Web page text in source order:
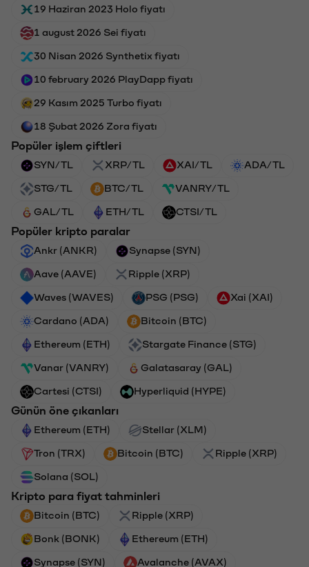
19 Haziran 2023 Holo fiyatı
1 august 2026 Sei fiyatı
30 Nisan 2026 Synthetix fiyatı
10 february 2026 PlayDapp fiyatı
29 Kasım 2025 Turbo fiyatı
18 Şubat 2026 Zora fiyatı
Popüler işlem çiftleri
SYN/TL XRP/TL XAI/TL ADA/TL
STG/TL BTC/TL VANRY/TL
GAL/TL ETH/TL CTSI/TL
Popüler kripto paralar
Ankr (ANKR) Synapse (SYN)
Aave (AAVE) Ripple (XRP)
Waves (WAVES) PSG (PSG) Xai (XAI)
Cardano (ADA) Bitcoin (BTC)
Ethereum (ETH) Stargate Finance (STG)
Vanar (VANRY) Galatasaray (GAL)
Cartesi (CTSI) Hyperliquid (HYPE)
Günün öne çıkanları
Ethereum (ETH) Stellar (XLM)
Tron (TRX) Bitcoin (BTC) Ripple (XRP)
Solana (SOL)
Kripto para fiyat tahminleri
Bitcoin (BTC) Ripple (XRP)
Bonk (BONK) Ethereum (ETH)
Synapse (SYN) Avalanche (AVAX)